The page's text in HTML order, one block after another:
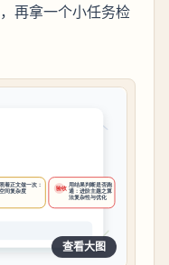
再拿一个小任务检
查看大图